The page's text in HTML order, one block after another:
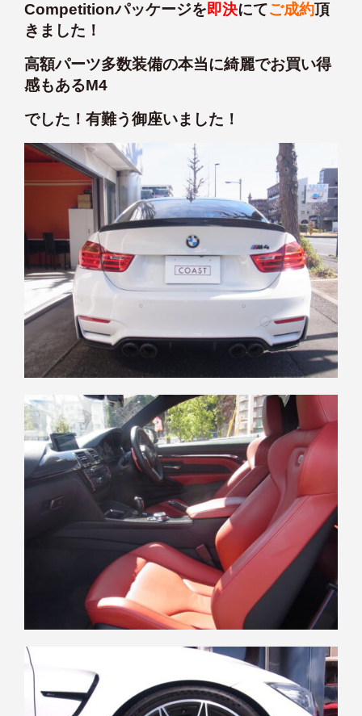
Competitionパッケージを即決にてご成約頂
きました！
高額パーツ多数装備の本当に綺麗でお買い得
感もあるM4
でした！有難う御座いました！